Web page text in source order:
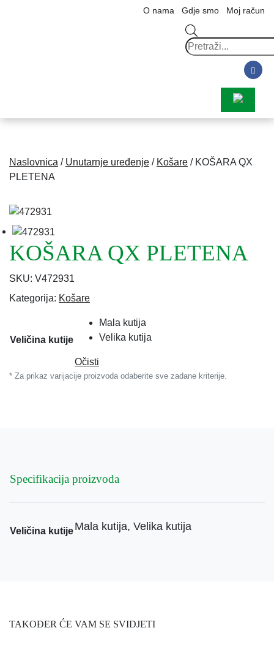
O nama Gdje smo Moj račun
search
Naslovnica / Unutarnje uređenje / Košare / KOŠARA QX
PLETENA
KOŠARA QX PLETENA
SKU: V472931
Kategorija: Košare
Veličina kutije
Mala kutija
Velika kutija
Očisti
* Za prikaz varijacije proizvoda odaberite sve zadane kriterije.
Specifikacija proizvoda
Veličina kutijeMala kutija, Velika kutija
TAKOĐER ĆE VAM SE SVIDJETI